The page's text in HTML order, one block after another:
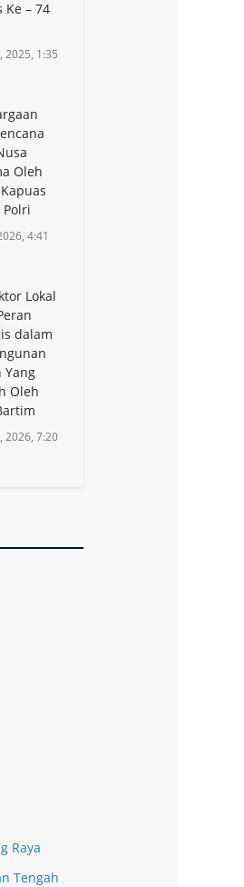
Ke – 74
2025, 1:35
Oleh
Polri
4:41
Lokal
dalam
Yang
Oleh
2026, 7:20
Raya
Tengah